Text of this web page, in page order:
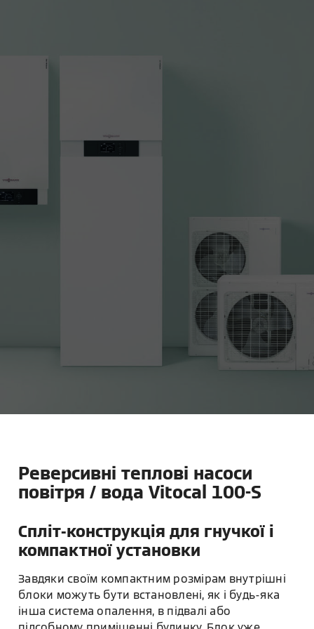
Реверсивні теплові насоси
повітря / вода Vitocal 100-S
Спліт-конструкція для гнучкої і
компактної установки
Завдяки своїм компактним розмірам внутрішні
блоки можуть бути встановлені, як і будь-яка
інша система опалення, в підвалі або